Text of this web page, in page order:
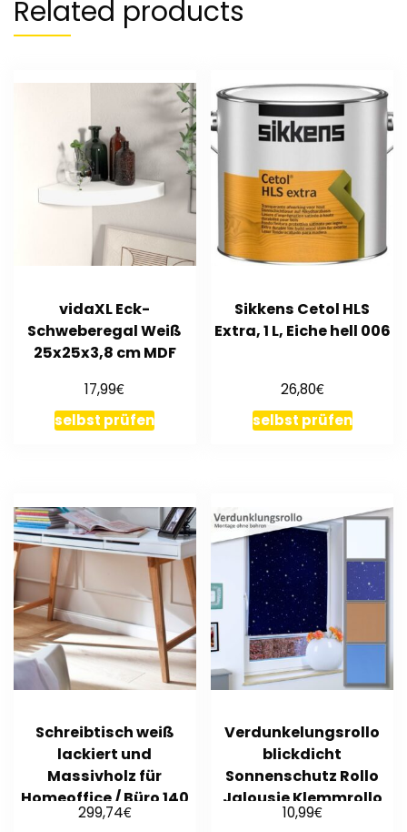
Related products
vidaXL Eck-
Schweberegal Weiß
25x25x3,8 cm MDF
17,99€
selbst prüfen
Sikkens Cetol HLS
Extra, 1 L, Eiche hell 006
26,80€
selbst prüfen
Schreibtisch weiß
lackiert und
Massivholz für
Homeoffice / Büro 140
cm Anneke
299,74€
Verdunkelungsrollo
blickdicht
Sonnenschutz Rollo
Jalousie Klemmrollo
werkzeuglos
10,99€